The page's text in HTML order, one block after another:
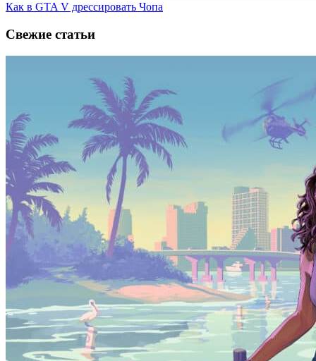
Как в GTA V дрессировать Чопа
Свежие статьи